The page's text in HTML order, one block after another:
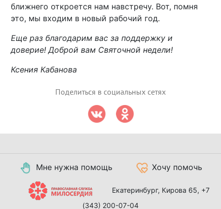
ближнего откроется нам навстречу. Вот, помня
это, мы входим в новый рабочий год.
Еще раз благодарим вас за поддержку и
доверие! Доброй вам Святочной недели!
Ксения Кабанова
Поделиться в социальных сетях
Мне нужна помощь Хочу помочь
Екатеринбург, Кирова 65, +7
(343) 200-07-04